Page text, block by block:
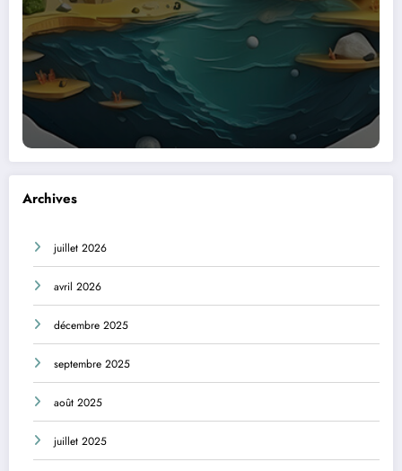
Archives
juillet 2026
avril 2026
décembre 2025
septembre 2025
août 2025
juillet 2025